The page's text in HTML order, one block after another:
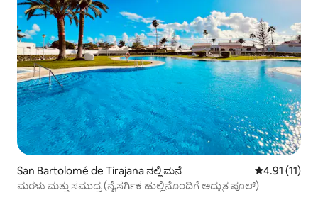
San Bartolomé de Tirajana ನಲ್ಲಿ ಮನೆ 5 ರಲ್ಲಿ 4.91
4.91 (11)
ಮರಳು ಮತ್ತು ಸಮುದ್ರ (ನೈಸರ್ಗಿಕ ಹುಲ್ಲಿನೊಂದಿಗೆ ಅದ್ಭುತ ಪೂಲ್)